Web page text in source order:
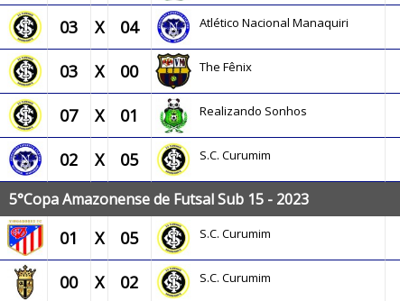
03 X 04 Atlético Nacional Manaquiri
03 X 00 The Fênix
07 X 01 Realizando Sonhos
02 X 05 S.C. Curumim
5°Copa Amazonense de Futsal Sub 15 - 2023
01 X 05 S.C. Curumim
00 X 02 S.C. Curumim